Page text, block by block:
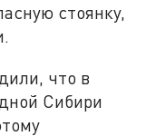
стоянку,
что в
Сибири